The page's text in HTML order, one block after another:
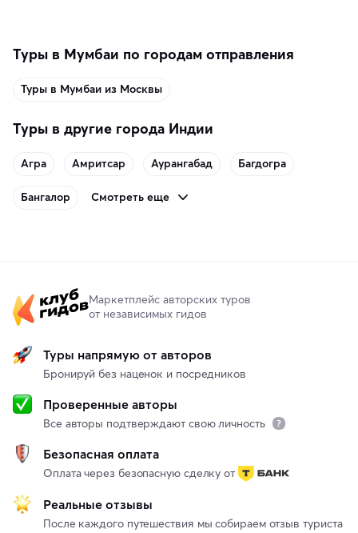
Туры в Мумбаи по городам отправления
Туры в Мумбаи из Москвы
Туры в другие города Индии
Агра Амритсар Аурангабад Багдогра
Бангалор Смотреть еще
Маркетплейс авторских туров
от независимых гидов
Туры напрямую от авторов
Бронируй без наценок и посредников
Проверенные авторы
Все авторы подтверждают свою личность
Безопасная оплата
Оплата через безопасную сделку от
Реальные отзывы
После каждого путешествия мы собираем отзыв туриста